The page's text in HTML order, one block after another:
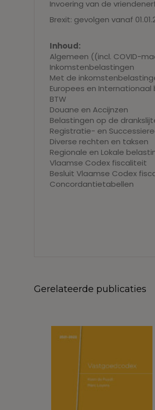
Invoering van de
Brexit: gevolgen vanaf
Inhoud:
Algemeen ((incl. COVID-
Inkomstenbelastingen
Met de
Europees en
BTW
Douane en Accijnzen
Belastingen op de
Registratie- en
Diverse rechten en taksen
Regionale en Lokale
Vlaamse Codex fiscaliteit
Besluit Vlaamse Codex
Concordantietabellen
Gerelateerde publicaties